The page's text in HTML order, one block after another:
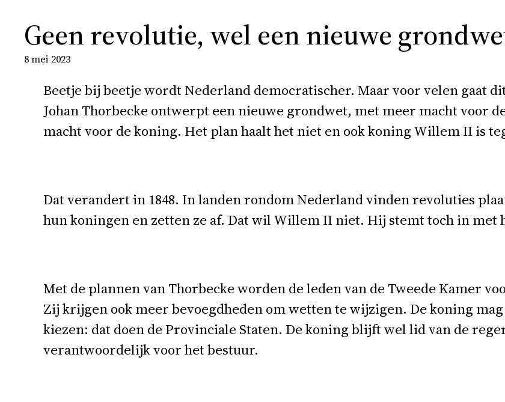
Geen revolutie, wel een nieuwe
8 mei 2023
Beetje bij beetje wordt Nederland democratischer. Maar voor velen gaat
Johan Thorbecke ontwerpt een nieuwe grondwet, met meer macht voor
macht voor de koning. Het plan haalt het niet en ook koning Willem II is
Dat verandert in 1848. In landen rondom Nederland vinden revoluties
hun koningen en zetten ze af. Dat wil Willem II niet. Hij stemt toch in met
Met de plannen van Thorbecke worden de leden van de Tweede Kamer
Zij krijgen ook meer bevoegdheden om wetten te wijzigen. De koning
kiezen: dat doen de Provinciale Staten. De koning blijft wel lid van de
verantwoordelijk voor het bestuur.